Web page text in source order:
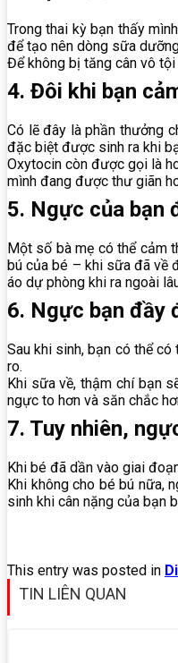
Trong thai kỳ bạn thấy
để tạo nên dòng sữa
Để không bị tăng cân vô tội
4. Đôi khi bạn
Có lẽ đây là phần thưởng
đặc biệt được sinh ra khi
Oxytocin còn được gọi là
mình đang được thư giãn
5. Ngực của bạn
Một số bà mẹ có thể cảm
bú của bé – khi sữa đã về
áo dự phòng khi ra ngoài
6. Ngực bạn đầy
Sau khi sinh, bạn có thể
ro.
Khi sữa về, thậm chí bạn
ngực to hơn và săn chắc
7. Tuy nhiên,
Khi bé đã dần vào giai
Khi không cho bé bú nữa,
sinh khi cân nặng của bạn
This entry was posted in
TIN LIÊN QUAN